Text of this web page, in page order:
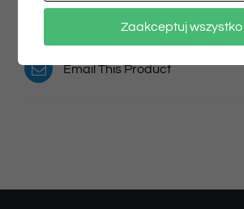
Pin
Email This Product
Zaakceptuj wszystko